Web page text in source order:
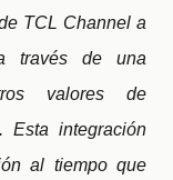
TCL Channel a
través de una
valores de
Esta integración
al tiempo que